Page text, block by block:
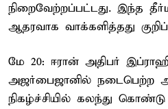
நிறைவேற்றப்பட்டது. இந்த
ஆதரவாக வாக்களித்தது
மே 20: ஈரான் அதிபர்
அஜர்பைஜானில் நடைபெற்ற
நிகழ்ச்சியில் கலந்து கொண்டு